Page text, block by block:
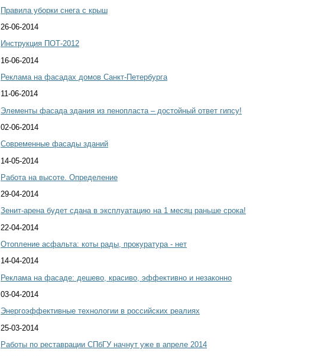
Правила уборки снега с крыш
26-06-2014
Инструкция ПОТ-2012
16-06-2014
Реклама на фасадах домов Санкт-Петербурга
11-06-2014
Элементы фасада здания из пенопласта – достойный ответ гипсу!
02-06-2014
Современные фасады зданий
14-05-2014
Работа на высоте. Определение
29-04-2014
Зенит-арена будет сдана в эксплуатацию на 1 месяц раньше срока!
22-04-2014
Отопление асфальта: коты рады, прокуратура - нет
14-04-2014
Реклама на фасаде: дешево, красиво, эффективно и незаконно
03-04-2014
Энергоэффективные технологии в российских реалиях
25-03-2014
Работы по реставрации СПбГУ начнут уже в апреле 2014